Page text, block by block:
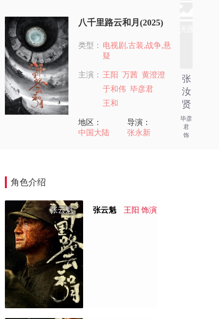
八千里路云和月(2025)
类型： 电视剧,古装,战争,悬
疑
主演： 王阳 万茜 黄澄澄
于和伟 毕彦君
王和
地区：
中国大陆
导演：
张永新
张
汝
贤
毕彦
君
饰
角色介绍
张云魁 张云魁 王阳 饰演